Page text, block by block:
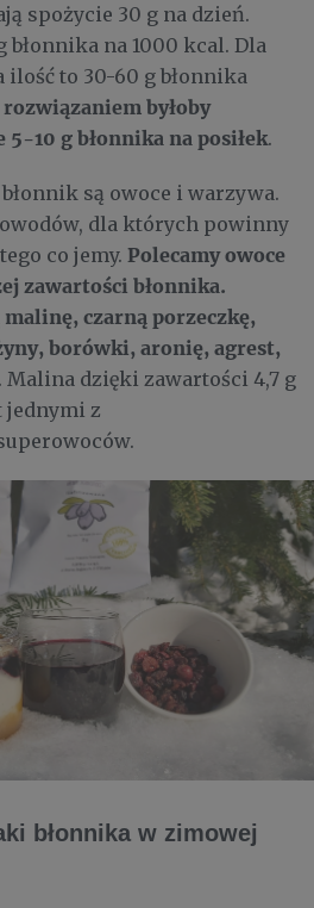
spożycie 30 g na dzień.
błonnika na 1000 kcal. Dla
to 30-60 g błonnika
byłoby
10 g błonnika na posiłek.
są owoce i warzywa.
dla których powinny
co jemy. Polecamy owoce
zawartości błonnika.
czarną porzeczkę,
borówki, aronię, agrest,
. Malina dzięki zawartości 4,7 g
jednymi z
błonnika w zimowej